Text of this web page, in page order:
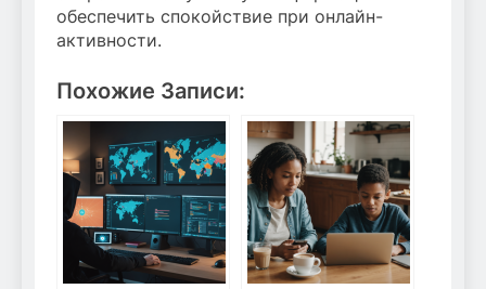
обеспечить спокойствие при онлайн-
активности.
Похожие Записи: